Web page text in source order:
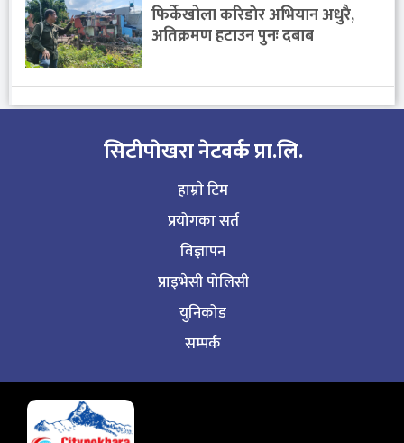
फिर्केखोला करिडाेर अभियान अधुरै,
अतिक्रमण हटाउन पुनः दबाब
सिटीपाेखरा नेटवर्क प्रा.लि.
हाम्राे टिम
प्रयोगका सर्त
विज्ञापन
प्राइभेसी पोलिसी
युनिकोड
सम्पर्क